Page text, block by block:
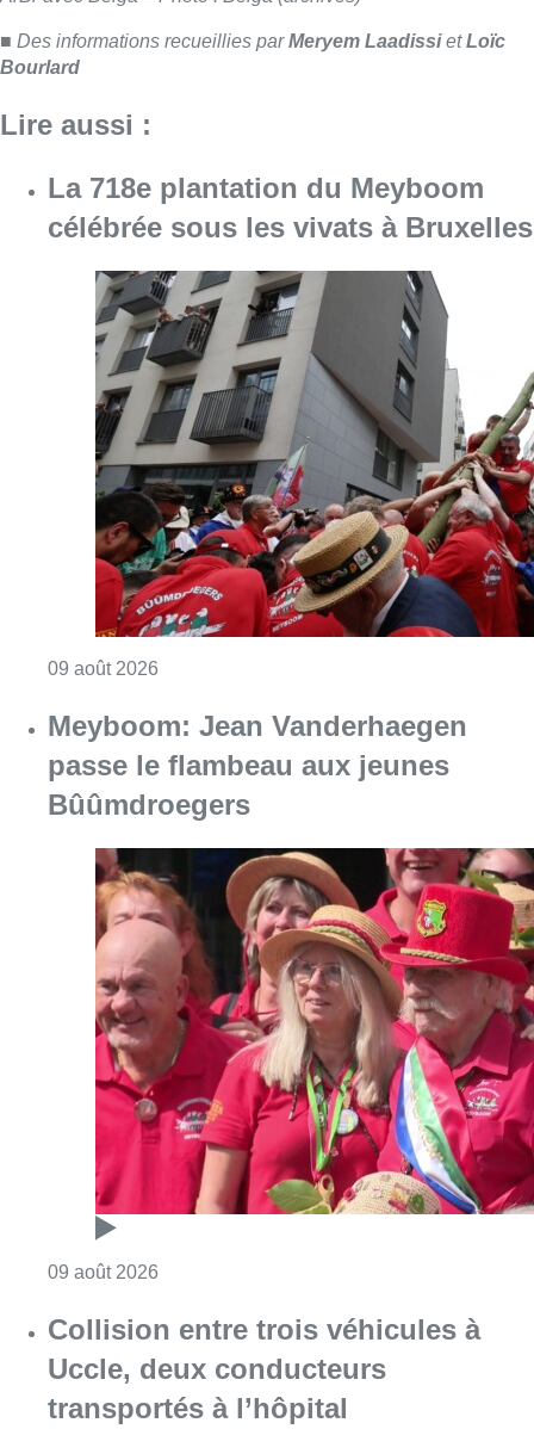
09 août 2026 Consulter l'article "La 718e plantation du
Meyboom: Jean Vanderhaegen
passe le flambeau aux jeunes
Bûûmdroegers
09 août 2026Consulter l'article "Meyboom: Jean
Collision entre trois véhicules à
Uccle, deux conducteurs
transportés à l’hôpital